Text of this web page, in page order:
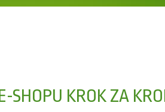
SHOPU KROK ZA